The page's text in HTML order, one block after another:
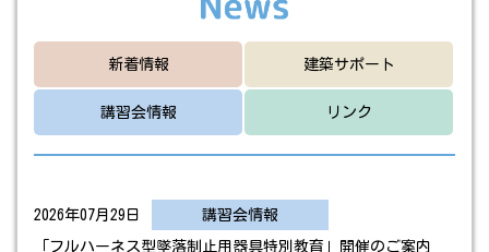
新着情報 建築サポート
講習会情報 リンク
2026年07月29日 講習会情報
「フルハーネス型墜落制止用器具特別教育」開催のご案内